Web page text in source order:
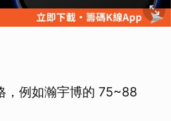
，例如瀚宇博的 75~88